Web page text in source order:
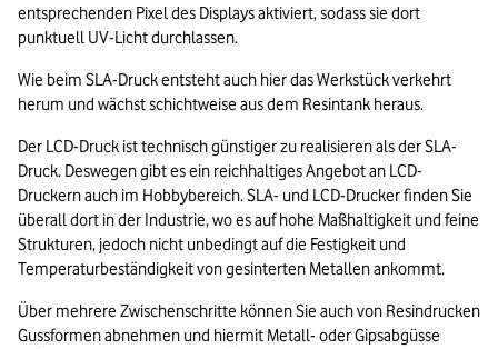
entsprechenden Pixel des Displays aktiviert, sodass sie dort
punktuell UV-Licht durchlassen.
Wie beim SLA-Druck entsteht auch hier das Werkstück verkehrt
herum und wächst schichtweise aus dem Resintank heraus.
Der LCD-Druck ist technisch günstiger zu realisieren als der SLA-
Druck. Deswegen gibt es ein reichhaltiges Angebot an LCD-
Druckern auch im Hobbybereich. SLA- und LCD-Drucker finden Sie
überall dort in der Industrie, wo es auf hohe Maßhaltigkeit und feine
Strukturen, jedoch nicht unbedingt auf die Festigkeit und
Temperaturbeständigkeit von gesinterten Metallen ankommt.
Über mehrere Zwischenschritte können Sie auch von Resindrucken
Gussformen abnehmen und hiermit Metall- oder Gipsabgüsse